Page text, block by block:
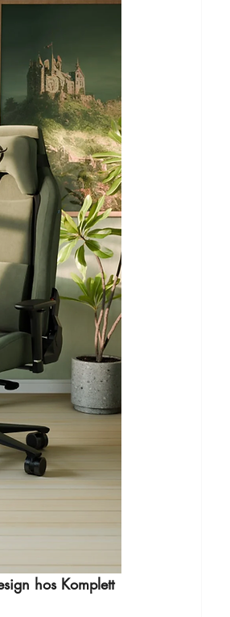
hos Komplett